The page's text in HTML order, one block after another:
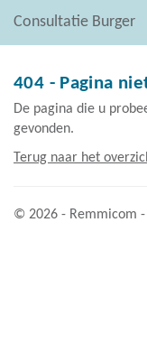
Consultatie Burger
404 - Pagina
De pagina die u
gevonden.
Terug naar het
© 2026 - Remmicom -